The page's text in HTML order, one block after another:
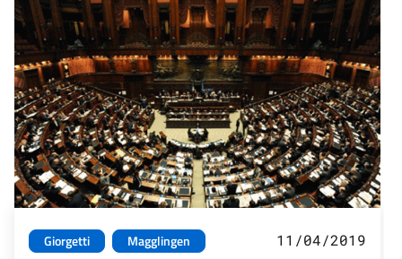
Giorgetti
Magglingen
11/04/2019